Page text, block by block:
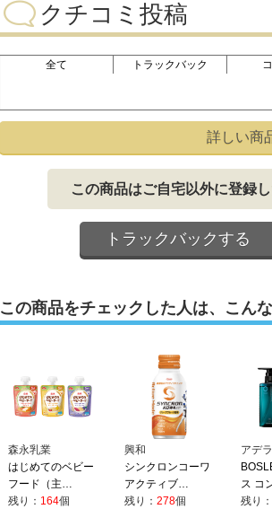
クチコミ投稿
全て トラックバック
詳しい商
この商品はご自宅以外に登録
トラックバックする
この商品をチェックした人は、こん
森永乳業
はじめてのベビー
フード（主…
残り： 164個
興和
シンクロンコーワ
アクティブ…
残り： 278個
アデ
ス コ
残り：